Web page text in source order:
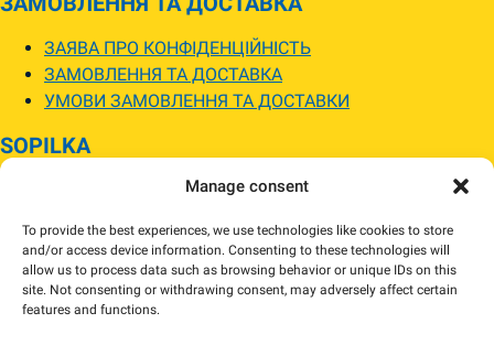
Manage consent
To provide the best experiences, we use technologies like cookies to store
and/or access device information. Consenting to these technologies will
allow us to process data such as browsing behavior or unique IDs on this
site. Not consenting or withdrawing consent, may adversely affect certain
features and functions.
ЗАЯВА ПРО КОНФІДЕНЦІЙНІСТЬ
ЗАМОВЛЕННЯ ТА ДОСТАВКА
УМОВИ ЗАМОВЛЕННЯ ТА ДОСТАВКИ
SOPILKA
МАГАЗИНИ SOPILKA
НОВИНИ
Зображення товарів на вебсайті можуть відрізнятися від їхнього